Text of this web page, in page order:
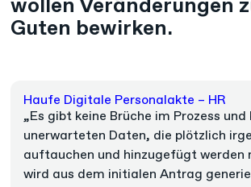
Guten bewirken.
Haufe Digitale Personalakte – HR
„Es gibt keine Brüche im Prozess und
unerwarteten Daten, die plötzlich
auftauchen und hinzugefügt werden
wird aus dem initialen Antrag